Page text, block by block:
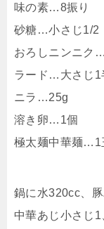
味の素…8振り
砂糖…小さじ1/2
おろしニンニク
ラード…大さじ1
ニラ…25g
溶き卵…1個
極太麺中華麺…1
鍋に水320cc、豚
中華あじ小さじ